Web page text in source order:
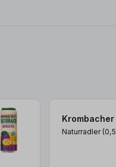
Krombacher
Naturradler (0,5